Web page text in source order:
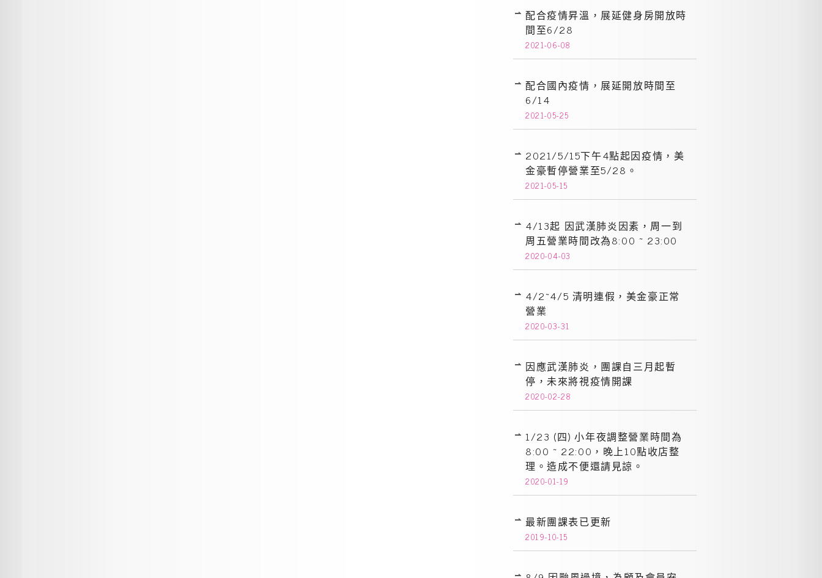
配合疫情昇溫，展延健身房開放時
間至6/28
2021-06-08
配合國內疫情，展延開放時間至
6/14
2021-05-25
2021/5/15下午4點起因疫情，美
金豪暫停營業至5/28。
2021-05-15
4/13起 因武漢肺炎因素，周一到
周五營業時間改為8:00 ~ 23:00
2020-04-03
4/2~4/5 清明連假，美金豪正常
營業
2020-03-31
因應武漢肺炎，團課自三月起暫
停，未來將視疫情開課
2020-02-28
1/23 (四) 小年夜調整營業時間為
8:00 ~ 22:00，晚上10點收店整
理。造成不便還請見諒。
2020-01-19
最新團課表已更新
2019-10-15